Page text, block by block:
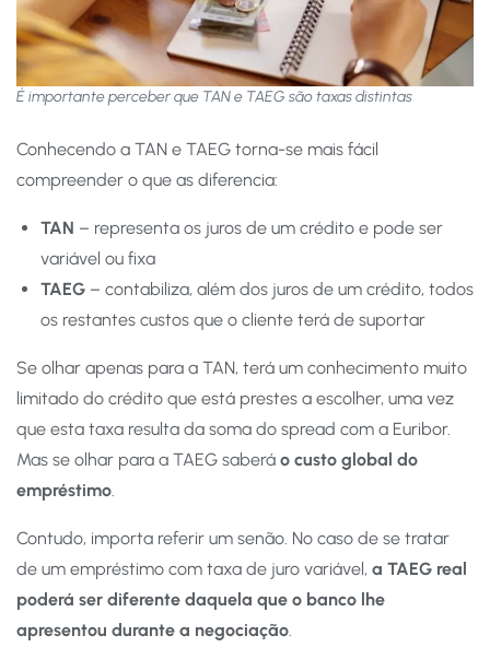
É importante perceber que TAN e TAEG são taxas distintas
Conhecendo a TAN e TAEG torna-se mais fácil
compreender o que as diferencia:
TAN – representa os juros de um crédito e pode ser
variável ou fixa
TAEG – contabiliza, além dos juros de um crédito, todos
os restantes custos que o cliente terá de suportar
Se olhar apenas para a TAN, terá um conhecimento muito
limitado do crédito que está prestes a escolher, uma vez
que esta taxa resulta da soma do spread com a Euribor.
Mas se olhar para a TAEG saberá o custo global do
empréstimo.
Contudo, importa referir um senão. No caso de se tratar
de um empréstimo com taxa de juro variável, a TAEG real
poderá ser diferente daquela que o banco lhe
apresentou durante a negociação.